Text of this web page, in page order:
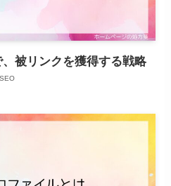
被リンクを獲得する戦略